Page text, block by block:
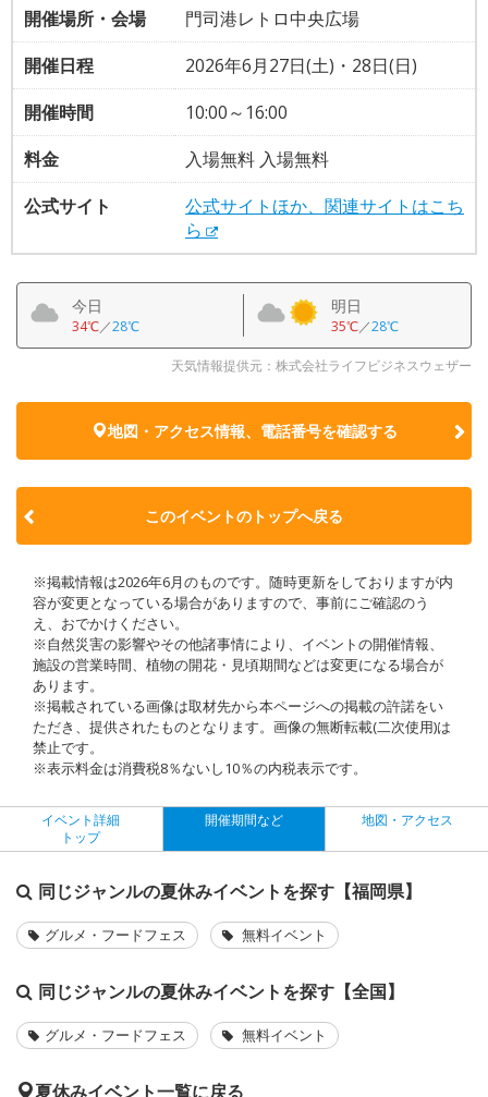
開催場所・会場
門司港レトロ中央広場
開催日程
2026年6月27日(土)・28日(日)
開催時間
10:00～16:00
料金
入場無料 入場無料
公式サイト
公式サイトほか、関連サイトはこち
ら
今日
34℃／28℃
明日
35℃／28℃
天気情報提供元：株式会社ライフビジネスウェザー
地図・アクセス情報、電話番号を確認する
このイベントのトップへ戻る
※掲載情報は2026年6月のものです。随時更新をしておりますが内
容が変更となっている場合がありますので、事前にご確認のう
え、おでかけください。
※自然災害の影響やその他諸事情により、イベントの開催情報、
施設の営業時間、植物の開花・見頃期間などは変更になる場合が
あります。
※掲載されている画像は取材先から本ページへの掲載の許諾をい
ただき、提供されたものとなります。画像の無断転載(二次使用)は
禁止です。
※表示料金は消費税8％ないし10％の内税表示です。
イベント詳細
トップ
開催期間など 地図・アクセス
同じジャンルの夏休みイベントを探す【福岡県】
グルメ・フードフェス 無料イベント
同じジャンルの夏休みイベントを探す【全国】
グルメ・フードフェス 無料イベント
夏休みイベント一覧に戻る